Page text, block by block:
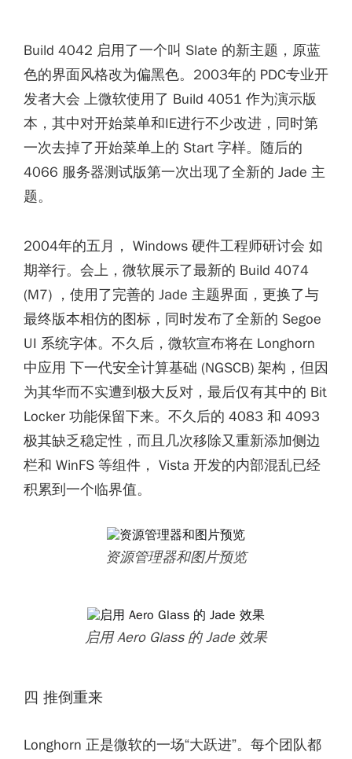
Build 4042 启用了一个叫 Slate 的新主题，原蓝
色的界面风格改为偏黑色。2003年的 PDC专业开
发者大会 上微软使用了 Build 4051 作为演示版
本，其中对开始菜单和IE进行不少改进，同时第
一次去掉了开始菜单上的 Start 字样。随后的
4066 服务器测试版第一次出现了全新的 Jade 主
题。
2004年的五月， Windows 硬件工程师研讨会 如
期举行。会上，微软展示了最新的 Build 4074
(M7) ，使用了完善的 Jade 主题界面，更换了与
最终版本相仿的图标，同时发布了全新的 Segoe
UI 系统字体。不久后，微软宣布将在 Longhorn
中应用 下一代安全计算基础 (NGSCB) 架构，但因
为其华而不实遭到极大反对，最后仅有其中的 Bit
Locker 功能保留下来。不久后的 4083 和 4093
极其缺乏稳定性，而且几次移除又重新添加侧边
栏和 WinFS 等组件， Vista 开发的内部混乱已经
积累到一个临界值。
资源管理器和图片预览
启用 Aero Glass 的 Jade 效果
四 推倒重来
Longhorn 正是微软的一场“大跃进”。每个团队都